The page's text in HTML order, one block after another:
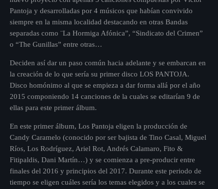
Archives
julio 2025
junio 2025
abril 2025
marzo 2025
diciembre 2024
Pantoja y desarrolladas por 4 músicos que habían convivido
siempre en la misma localidad destacando en otras Bandas
separadas como ¨La Hormiga Afónica”, “Sindicato del Crimen”
o “The Gunillas” entre otras…
Deciden así dar un paso común hacia adelante y se embarcan en
la creación de lo que sería su primer disco LOS PANTOJA.
Disco homónimo al que se empieza a dar forma allá por el año
2015 componiendo 14 canciones de la cuales se editarían 9 de
ellas para este primer álbum.
En este primer álbum, Los Pantoja eligen la producción de
Candy Caramelo (conocido por ser bajista de Tino Casal, Miguel
Ríos, Los Rodríguez, Ariel Rot, Andrés Calamaro, Fito &
Fitipaldis, Dani Martín…) y se comienza a pre-producir entre
finales del 2016 y principios del 2017. Durante este periodo de
tiempo se eligen cuáles sería los temas elegidos y a los cuales se